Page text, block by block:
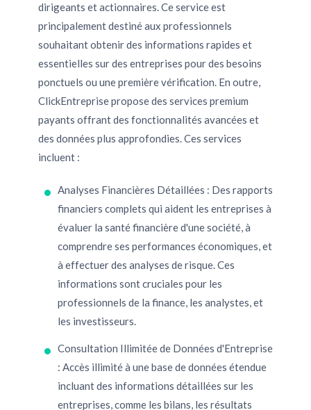
dirigeants et actionnaires. Ce service est
principalement destiné aux professionnels
souhaitant obtenir des informations rapides et
essentielles sur des entreprises pour des besoins
ponctuels ou une première vérification. En outre,
ClickEntreprise propose des services premium
payants offrant des fonctionnalités avancées et
des données plus approfondies. Ces services
incluent :
Analyses Financières Détaillées : Des rapports
financiers complets qui aident les entreprises à
évaluer la santé financière d'une société, à
comprendre ses performances économiques, et
à effectuer des analyses de risque. Ces
informations sont cruciales pour les
professionnels de la finance, les analystes, et
les investisseurs.
Consultation Illimitée de Données d'Entreprise
: Accès illimité à une base de données étendue
incluant des informations détaillées sur les
entreprises, comme les bilans, les résultats